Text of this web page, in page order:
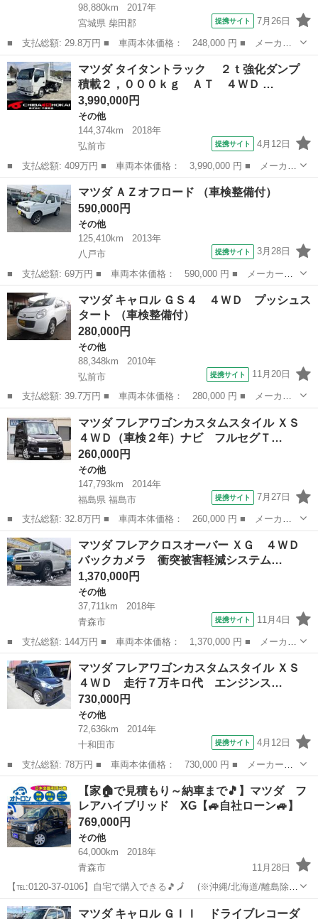
98,880km
2017年
宮城県 柴田郡
提携サイト 7月26日
■ 支払総額: 29.8万円 ■ 車両本体価格： 248,000 円 ■ メーカー
名： マツダ ■ 車種名： キャロル ■ グレード名： ＧＸ 衝突
被害軽減システム スマートキー アイドリングストップ 電動格納
ミラー シー...
宮城 柴田郡 その他
マツダ タイタントラック ２ｔ強化ダンプ
積載２，０００ｋｇ ＡＴ ４ＷＤ …
3,990,000円
その他
144,374km
2018年
弘前市
提携サイト 4月12日
■ 支払総額: 409万円 ■ 車両本体価格： 3,990,000 円 ■ メーカー
名： マツダ ■ 車種名： タイタントラック ■ グレード名：
２ｔ強化ダンプ 積載２，０００ｋｇ ＡＴ ４ＷＤ ■ 排気量：
3000...
青森 弘前市 その他
マツダ ＡＺオフロード （車検整備付）
590,000円
その他
125,410km
2013年
八戸市
提携サイト 3月28日
■ 支払総額: 69万円 ■ 車両本体価格： 590,000 円 ■ メーカー
名： マツダ ■ 車種名： ＡＺオフロード ■ グレード名： ■
排気量： 660cc ■ ドア枚数： 3D ■ ミッション： AT4速 ■ ...
青森 その他
マツダ キャロル ＧＳ４ ４ＷＤ プッシュス
タート （車検整備付）
280,000円
その他
88,348km
2010年
弘前市
提携サイト 11月20日
■ 支払総額: 39.7万円 ■ 車両本体価格： 280,000 円 ■ メーカー
名： マツダ ■ 車種名： キャロル ■ グレード名： ＧＳ４ ４
ＷＤ プッシュスタート ■ 排気量： 660cc ■ ドア枚数： 5D ■...
青森 弘前市 その他
マツダ フレアワゴンカスタムスタイル ＸＳ
４ＷＤ（車検２年）ナビ フルセグＴ…
260,000円
その他
147,793km
2014年
福島県 福島市
提携サイト 7月27日
■ 支払総額: 32.8万円 ■ 車両本体価格： 260,000 円 ■ メーカー
名： マツダ ■ 車種名： フレアワゴンカスタムスタイル ■ グレ
ード名： ＸＳ ４ＷＤ（車検２年）ナビ フルセグＴＶ Ｂｌｕｅ
ｔｏｏｔｈオ...
福島 福島市 その他
マツダ フレアクロスオーバー ＸＧ ４ＷＤ
バックカメラ 衝突被害軽減システム…
1,370,000円
その他
37,711km
2018年
青森市
提携サイト 11月4日
■ 支払総額: 144万円 ■ 車両本体価格： 1,370,000 円 ■ メーカー
名： マツダ ■ 車種名： フレアクロスオーバー ■ グレード
名： ＸＧ ４ＷＤ バックカメラ 衝突被害軽減システム オート
ライト ＨＩＤ...
青森 青森市 その他
マツダ フレアワゴンカスタムスタイル ＸＳ
４ＷＤ 走行７万キロ代 エンジンス…
730,000円
その他
72,636km
2014年
十和田市
提携サイト 4月12日
■ 支払総額: 78万円 ■ 車両本体価格： 730,000 円 ■ メーカー
名： マツダ ■ 車種名： フレアワゴンカスタムスタイル ■ グレ
ード名： ＸＳ ４ＷＤ 走行７万キロ代 エンジンスターター・ナ
ビ・ワンセグＴＶ...
十和田市 その他
【家🏠で見積もり～納車まで🎵】マツダ フ
レアハイブリッド XG【🚙自社ローン🚙】
769,000円
その他
64,000km
2018年
青森市
11月28日
【℡:0120-37-0106】自宅で購入できる🎵🗾 (※沖縄/北海道/離島除
く) 今回のお車の詳細はこちらから↓仮審査もできます◎
https://www.otoron.jp/lists/detail?carn...
青森 青森市 その他
マツダ キャロル ＧＩＩ ドライブレコーダ